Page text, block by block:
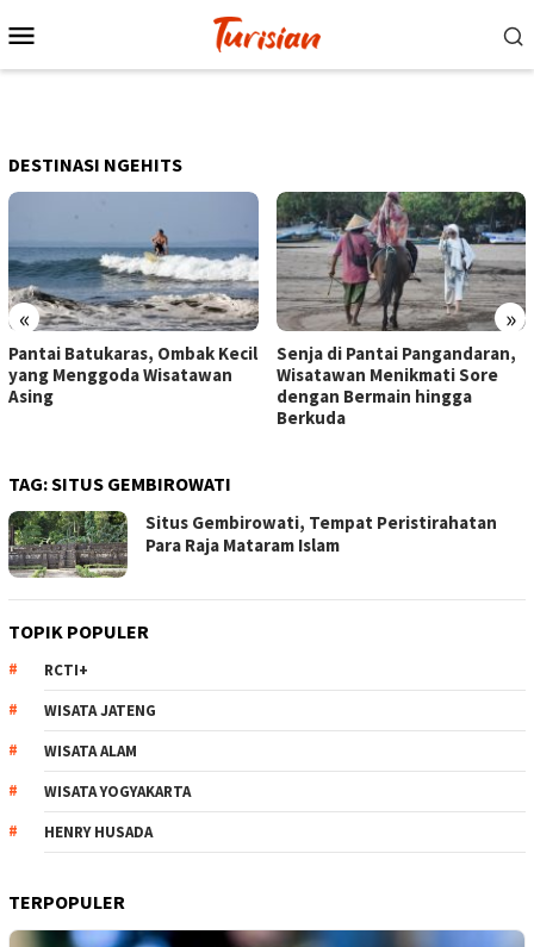
ke
Mobile
DESTINASI NGEHITS
« »
Pantai Batukaras, Ombak Kecil
yang Menggoda Wisatawan
Asing
Senja di Pantai Pangandaran,
Wisatawan Menikmati Sore
dengan Bermain hingga
Berkuda
TAG:SITUS GEMBIROWATI
Situs Gembirowati, Tempat Peristirahatan
Para Raja Mataram Islam
TOPIK POPULER
RCTI+
WISATA JATENG
WISATA ALAM
WISATA YOGYAKARTA
HENRY HUSADA
TERPOPULER